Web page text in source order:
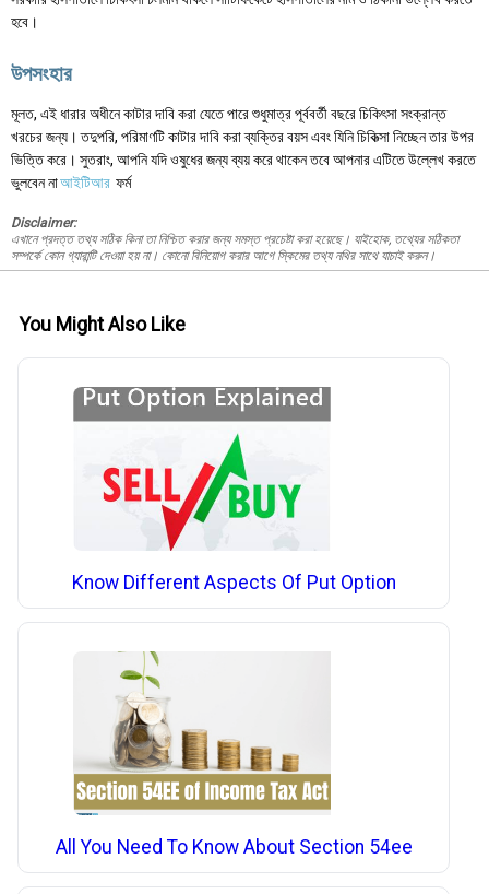
হবে।
উপসংহার
মূলত, এই ধারার অধীনে কাটার দাবি করা যেতে পারে শুধুমাত্র পূর্ববর্তী বছরে চিকিৎসা সংক্রান্ত
খরচের জন্য। তদুপরি, পরিমাণটি কাটার দাবি করা ব্যক্তির বয়স এবং যিনি চিকিত্সা নিচ্ছেন তার উপর
ভিত্তি করে। সুতরাং, আপনি যদি ওষুধের জন্য ব্যয় করে থাকেন তবে আপনার এটিতে উল্লেখ করতে
ভুলবেন নাআইটিআর ফর্ম
Disclaimer:
এখানে প্রদত্ত তথ্য সঠিক কিনা তা নিশ্চিত করার জন্য সমস্ত প্রচেষ্টা করা হয়েছে। যাইহোক, তথ্যের সঠিকতা
সম্পর্কে কোন গ্যারান্টি দেওয়া হয় না। কোনো বিনিয়োগ করার আগে স্কিমের তথ্য নথির সাথে যাচাই করুন।
You Might Also Like
Know Different Aspects Of Put Option
All You Need To Know About Section 54ee